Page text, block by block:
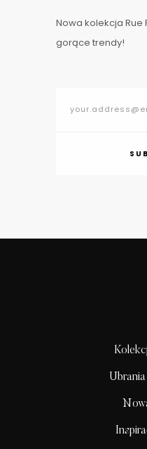
Nowa kolekcja Rue
gorące trendy!